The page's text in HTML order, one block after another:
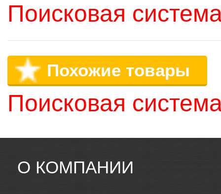
Поисковая
Похожие товары
Поисковая
О КОМПАНИИ